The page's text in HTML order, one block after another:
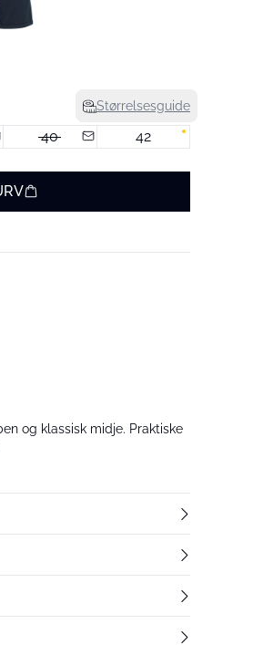
Størrelsesguide
40
42
og klassisk midje. Praktiske